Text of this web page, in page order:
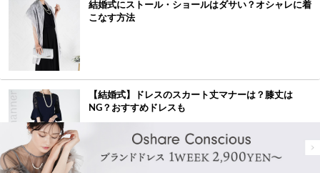
結婚式にストール・ショールはダサい？オシャレに着
こなす方法
【結婚式】ドレスのスカート丈マナーは？膝丈は
NG？おすすめドレスも